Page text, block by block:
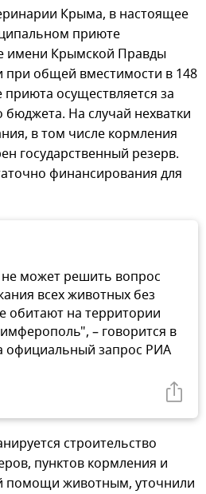
Крыма, в настоящее
приюте
имени Крымской Правды
при общей вместимости в 148
осуществляется за
бюджета. На случай нехватки
в том числе кормления
государственный резерв.
финансирования для
может решить вопрос
всех животных без
обитают на территории
– говорится в
официальный запрос РИА
строительство
пунктов кормления и
помощи животным, уточнили